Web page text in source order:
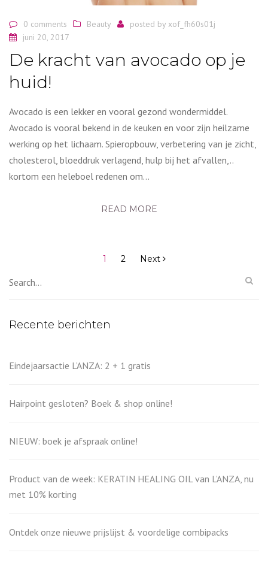
0 comments Beauty posted by xof_fh60s01j
juni 20, 2017
De kracht van avocado op je
huid!
Avocado is een lekker en vooral gezond wondermiddel.
Avocado is vooral bekend in de keuken en voor zijn heilzame
werking op het lichaam. Spieropbouw, verbetering van je zicht,
cholesterol, bloeddruk verlagend, hulp bij het afvallen,..
kortom een heleboel redenen om…
READ MORE
1 2 Next
Recente berichten
Eindejaarsactie L’ANZA: 2 + 1 gratis
Hairpoint gesloten? Boek & shop online!
NIEUW: boek je afspraak online!
Product van de week: KERATIN HEALING OIL van L’ANZA, nu
met 10% korting
Ontdek onze nieuwe prijslijst & voordelige combipacks